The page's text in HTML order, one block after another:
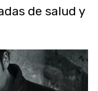
de salud y